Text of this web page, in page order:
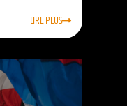
LIRE PLUS